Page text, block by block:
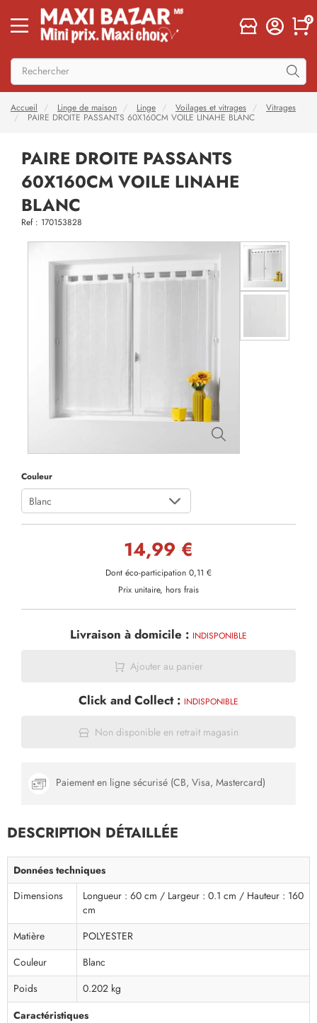
0
Accueil Linge de maison Linge Voilages et vitrages
Vitrages
PAIRE DROITE PASSANTS 60X160CM VOILE LINAHE BLANC
PAIRE DROITE PASSANTS
60X160CM VOILE LINAHE
BLANC
Ref : 170153828
Couleur
Blanc
14,99 €
Dont éco-participation 0,11 €
Prix unitaire, hors frais
Livraison à domicile : INDISPONIBLE
Ajouter au panier
Click and Collect : INDISPONIBLE
Non disponible en retrait magasin
Paiement en ligne sécurisé (CB, Visa, Mastercard)
DESCRIPTION DÉTAILLÉE
Données techniques
Dimensions
Longueur : 60 cm / Largeur : 0.1 cm / Hauteur : 160
cm
Matière
POLYESTER
Couleur
Blanc
Poids
0.202 kg
Caractéristiques